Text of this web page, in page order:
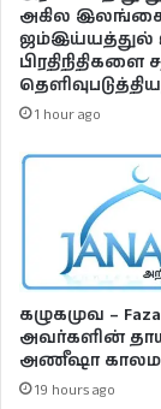
அகில
ஜம்இய்யத்துல்
பிரதிநிதிகளை
1 hour ago
கழுகமுவ –
அவர்களின்
அணீஷா
19 hours ago